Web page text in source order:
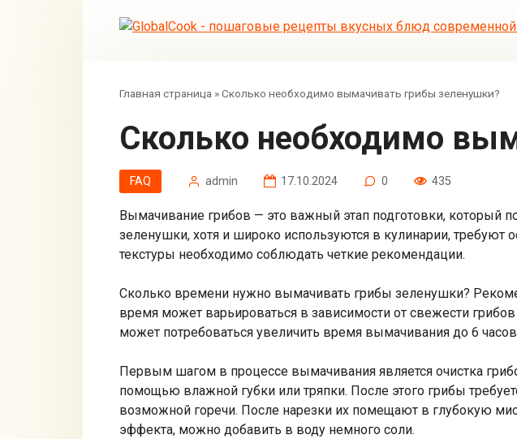
Главная страница »Сколько необходимо вымачивать грибы зеленушки?
Сколько необходимо
FAQ admin 17.10.2024 0 435
Вымачивание грибов — это важный этап подготовки, который
зеленушки, хотя и широко используются в кулинарии,
текстуры необходимо соблюдать четкие рекомендации.
Сколько времени нужно вымачивать грибы зеленушки?
время может варьироваться в зависимости от свежести
может потребоваться увеличить время вымачивания до 6
Первым шагом в процессе вымачивания является очистка
помощью влажной губки или тряпки. После этого грибы
возможной горечи. После нарезки их помещают в глубокую
эффекта, можно добавить в воду немного соли.